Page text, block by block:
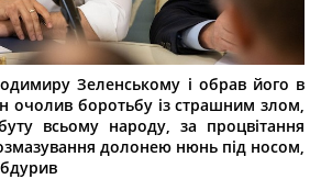
Зеленському і обрав його в
очолив боротьбу із страшним злом,
всьому народу, за процвітання
долонею нюнь під носом,